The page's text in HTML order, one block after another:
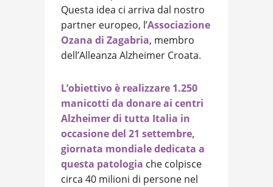
Questa idea ci arriva dal nostro
partner europeo, l’Associazione
Ozana di Zagabria, membro
dell’Alleanza Alzheimer Croata.
L’obiettivo è realizzare 1.250
manicotti da donare ai centri
Alzheimer di tutta Italia in
occasione del 21 settembre,
giornata mondiale dedicata a
questa patologia che colpisce
circa 40 milioni di persone nel